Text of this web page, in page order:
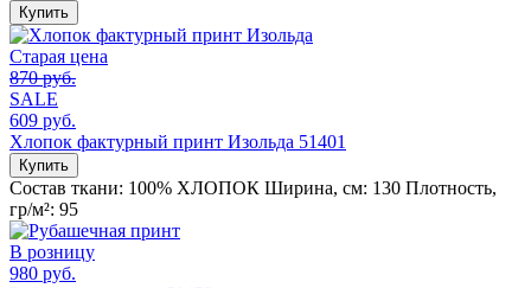
Купить
Старая цена
870 руб.
SALE
609 руб.
Хлопок фактурный принт Изольда 51401
Купить
Состав ткани: 100% ХЛОПОК Ширина, см: 130 Плотность,
гр/м²: 95
В розницу
980 руб.